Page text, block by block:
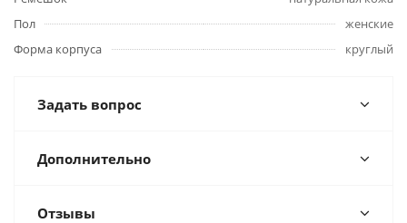
Пол
женские
Форма корпуса
круглый
Задать вопрос
Дополнительно
Отзывы